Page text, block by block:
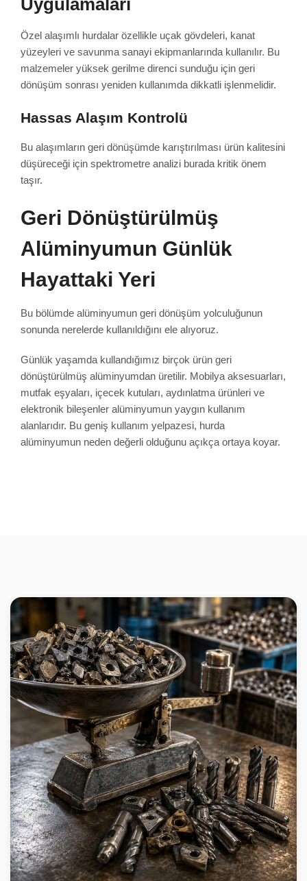
Uygulamaları
Özel alaşımlı hurdalar özellikle uçak gövdeleri, kanat
yüzeyleri ve savunma sanayi ekipmanlarında kullanılır. Bu
malzemeler yüksek gerilme direnci sunduğu için geri
dönüşüm sonrası yeniden kullanımda dikkatli işlenmelidir.
Hassas Alaşım Kontrolü
Bu alaşımların geri dönüşümde karıştırılması ürün kalitesini
düşüreceği için spektrometre analizi burada kritik önem
taşır.
Geri Dönüştürülmüş
Alüminyumun Günlük
Hayattaki Yeri
Bu bölümde alüminyumun geri dönüşüm yolculuğunun
sonunda nerelerde kullanıldığını ele alıyoruz.
Günlük yaşamda kullandığımız birçok ürün geri
dönüştürülmüş alüminyumdan üretilir. Mobilya aksesuarları,
mutfak eşyaları, içecek kutuları, aydınlatma ürünleri ve
elektronik bileşenler alüminyumun yaygın kullanım
alanlarıdır. Bu geniş kullanım yelpazesi, hurda
alüminyumun neden değerli olduğunu açıkça ortaya koyar.